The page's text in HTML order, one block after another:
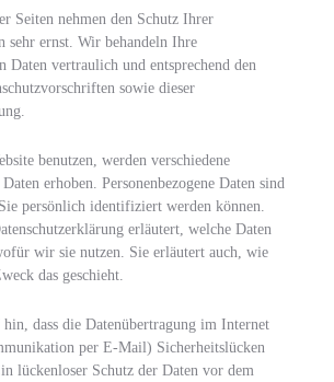
Seiten nehmen den Schutz Ihrer
sehr ernst. Wir behandeln Ihre
Daten vertraulich und entsprechend den
sowie dieser
benutzen, werden verschiedene
erhoben. Personenbezogene Daten sind
persönlich identifiziert werden können.
erläutert, welche Daten
wir sie nutzen. Sie erläutert auch, wie
das geschieht.
dass die Datenübertragung im Internet
per E-Mail) Sicherheitslücken
lückenloser Schutz der Daten vor dem